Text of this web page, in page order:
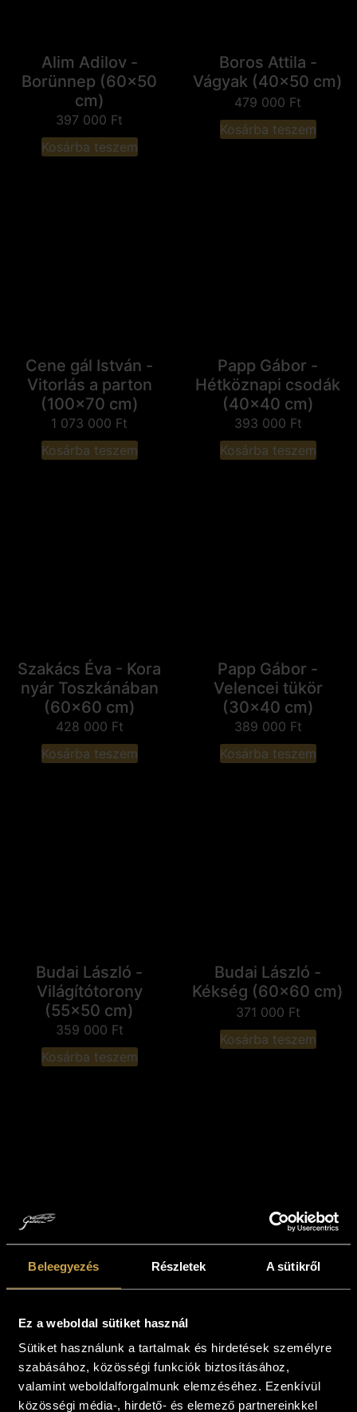
Beleegyezés Részletek A sütikről
Ez a weboldal sütiket használ
Sütiket használunk a tartalmak és hirdetések személyre
szabásához, közösségi funkciók biztosításához,
valamint weboldalforgalmunk elemzéséhez. Ezenkívül
közösségi média-, hirdető- és elemező partnereinkkel
Alim Adilov -
Borünnep (60x50
cm)
397 000 Ft
Kosárba teszem
Boros Attila -
Vágyak (40x50 cm)
479 000 Ft
Kosárba teszem
Cene gál István -
Vitorlás a parton
(100x70 cm)
1 073 000 Ft
Kosárba teszem
Papp Gábor -
Hétköznapi csodák
(40x40 cm)
393 000 Ft
Kosárba teszem
Szakács Éva - Kora
nyár Toszkánában
(60x60 cm)
428 000 Ft
Kosárba teszem
Papp Gábor -
Velencei tükör
(30x40 cm)
389 000 Ft
Kosárba teszem
Budai László -
Világítótorony
(55x50 cm)
359 000 Ft
Kosárba teszem
Budai László -
Kékség (60x60 cm)
371 000 Ft
Kosárba teszem
Budai László -
Mesetenger (60x70
cm)
Kosárba teszem
Budai László -
Ébredő sziget
Kosárba teszem